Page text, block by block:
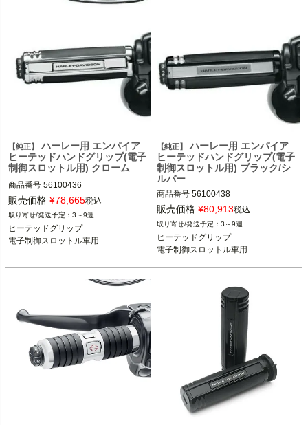
【純正】
ハーレー用 エンパイア
ヒーテッドハンドグリップ(電子
制御スロットル用) クローム
商品番号 56100436
販売価格 ¥78,665税込
3～9週
ヒーテッドグリップ
電子制御スロットル車用
【純正】
ハーレー用 エンパイア
ヒーテッドハンドグリップ(電子
制御スロットル用) ブラック/シ
ルバー
商品番号 56100438
販売価格 ¥80,913税込
3～9週
ヒーテッドグリップ
電子制御スロットル車用